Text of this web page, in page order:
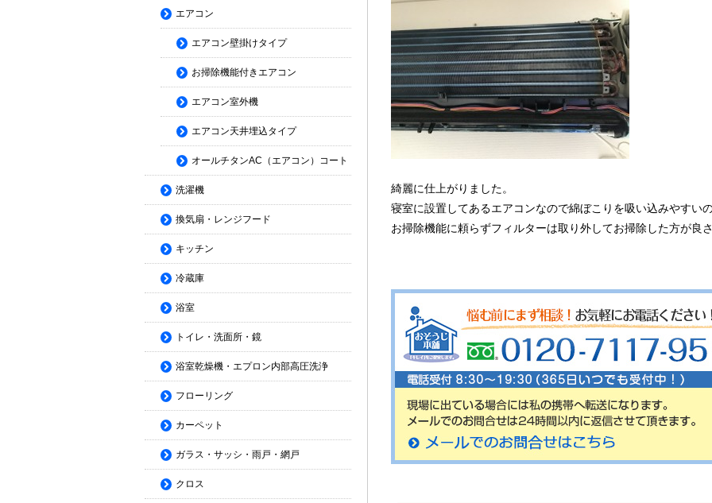
綺麗に仕上がりました。
寝室に設置してあるエアコンなので綿ぼこりを吸い込みやすい
お掃除機能に頼らずフィルターは取り外してお掃除した方が良
エアコン
エアコン壁掛けタイプ
お掃除機能付きエアコン
エアコン室外機
エアコン天井埋込タイプ
オールチタンAC（エアコン）コート
洗濯機
換気扇・レンジフード
キッチン
冷蔵庫
浴室
トイレ・洗面所・鏡
浴室乾燥機・エプロン内部高圧洗浄
フローリング
カーペット
ガラス・サッシ・雨戸・網戸
クロス